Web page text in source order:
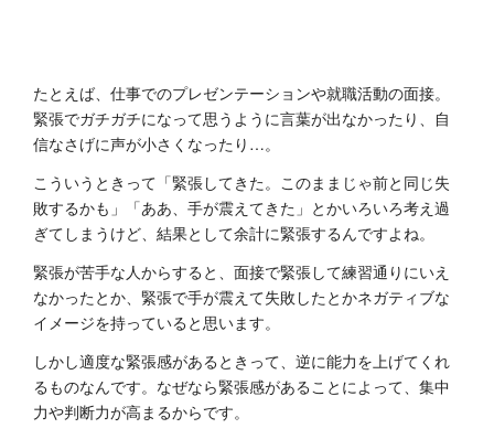
たとえば、仕事でのプレゼンテーションや就職活動の面接。
緊張でガチガチになって思うように言葉が出なかったり、自
信なさげに声が小さくなったり…。
こういうときって「緊張してきた。このままじゃ前と同じ失
敗するかも」「ああ、手が震えてきた」とかいろいろ考え過
ぎてしまうけど、結果として余計に緊張するんですよね。
緊張が苦手な人からすると、面接で緊張して練習通りにいえ
なかったとか、緊張で手が震えて失敗したとかネガティブな
イメージを持っていると思います。
しかし適度な緊張感があるときって、逆に能力を上げてくれ
るものなんです。なぜなら緊張感があることによって、集中
力や判断力が高まるからです。